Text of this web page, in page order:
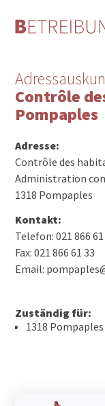
Contrôle
Pompaples
Adresse:
Contrôle des
Administration
1318 Pompaples
Kontakt:
Telefon: 021 866 61
Fax: 021 866 61 33
Email:
Zuständig für:
1318 Pompaples